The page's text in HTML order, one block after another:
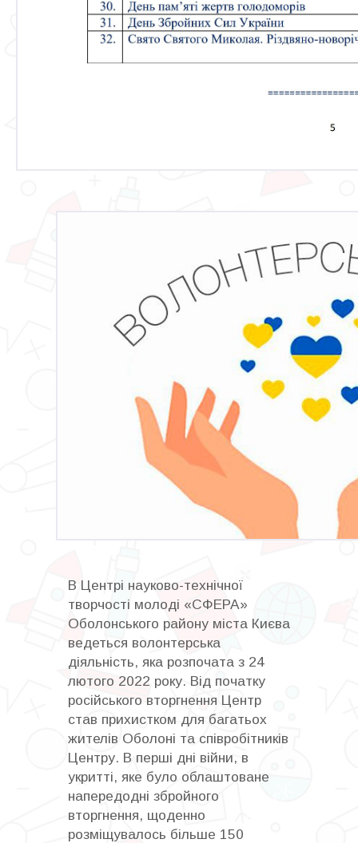
В Центрі науково-технічної
творчості молоді «СФЕРА»
Оболонського району міста Києва
ведеться волонтерська
діяльність, яка розпочата з 24
лютого 2022 року. Від початку
російського вторгнення Центр
став прихистком для багатьох
жителів Оболоні та співробітників
Центру. В перші дні війни, в
укритті, яке було облаштоване
напередодні збройного
вторгнення, щоденно
розміщувалось більше 150